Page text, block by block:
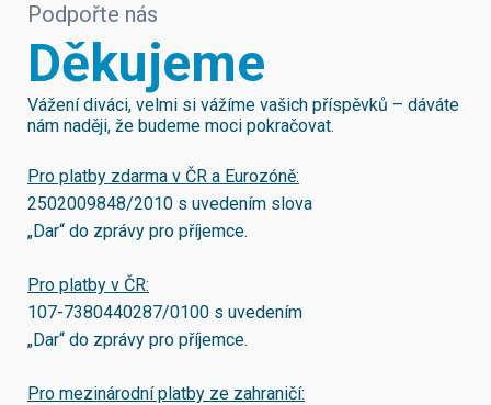
Podpořte nás
Děkujeme
Vážení diváci, velmi si vážíme vašich příspěvků – dáváte
nám naději, že budeme moci pokračovat.
Pro platby zdarma v ČR a Eurozóně:
2502009848/2010 s uvedením slova
„Dar“ do zprávy pro příjemce.
Pro platby v ČR:
107-7380440287/0100 s uvedením
„Dar“ do zprávy pro příjemce.
Pro mezinárodní platby ze zahraničí: